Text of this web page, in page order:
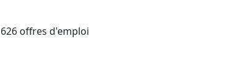
626 offres d'emploi